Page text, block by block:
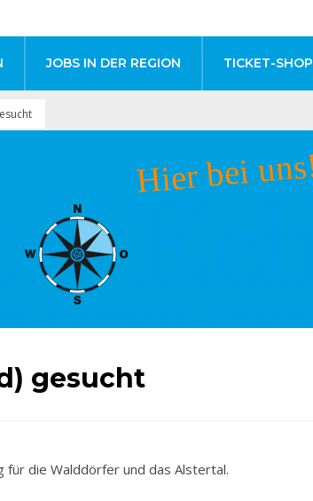
JOBS IN DER REGION TICKET-SHOP
gesucht
für die Walddörfer und das Alstertal.